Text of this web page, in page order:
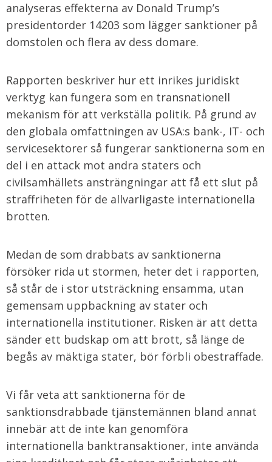
analyseras effekterna av Donald Trump’s
presidentorder 14203 som lägger sanktioner på
domstolen och flera av dess domare.
Rapporten beskriver hur ett inrikes juridiskt
verktyg kan fungera som en transnationell
mekanism för att verkställa politik. På grund av
den globala omfattningen av USA:s bank-, IT- och
servicesektorer så fungerar sanktionerna som en
del i en attack mot andra staters och
civilsamhällets ansträngningar att få ett slut på
straffriheten för de allvarligaste internationella
brotten.
Medan de som drabbats av sanktionerna
försöker rida ut stormen, heter det i rapporten,
så står de i stor utsträckning ensamma, utan
gemensam uppbackning av stater och
internationella institutioner. Risken är att detta
sänder ett budskap om att brott, så länge de
begås av mäktiga stater, bör förbli obestraffade.
Vi får veta att sanktionerna för de
sanktionsdrabbade tjänstemännen bland annat
innebär att de inte kan genomföra
internationella banktransaktioner, inte använda